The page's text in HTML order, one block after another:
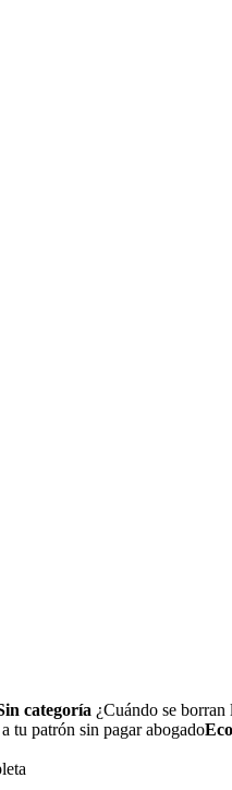
categoría ¿Cuándo se
tu patrón sin pagar abogado